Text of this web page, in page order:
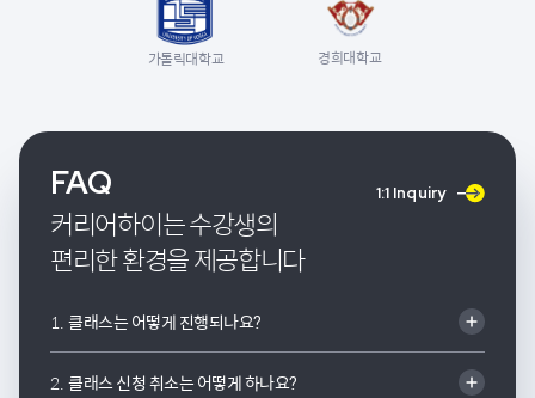
가톨릭대학교 경희대학교
FAQ 1:1 Inquiry
커리어하이는 수강생의
편리한 환경을 제공합니다
1.클래스는 어떻게 진행되나요?
2.클래스 신청 취소는 어떻게 하나요?